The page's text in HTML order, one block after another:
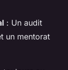
: Un audit
un mentorat